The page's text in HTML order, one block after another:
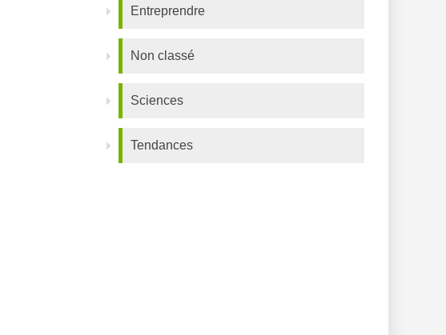
Entreprendre
Non classé
Sciences
Tendances